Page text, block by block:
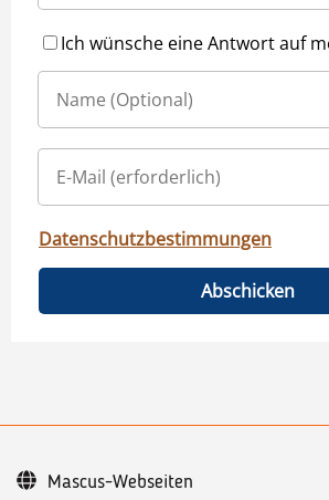
Ich wünsche eine Antwort auf
Datenschutzbestimmungen
Abschicken
Mascus-Webseiten